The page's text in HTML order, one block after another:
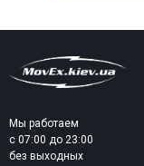
Мы работаем
с 07:00 до 23:00
без выходных